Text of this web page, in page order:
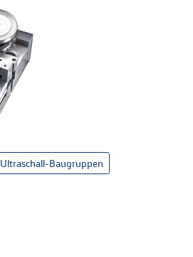
Ultraschall-Baugruppen